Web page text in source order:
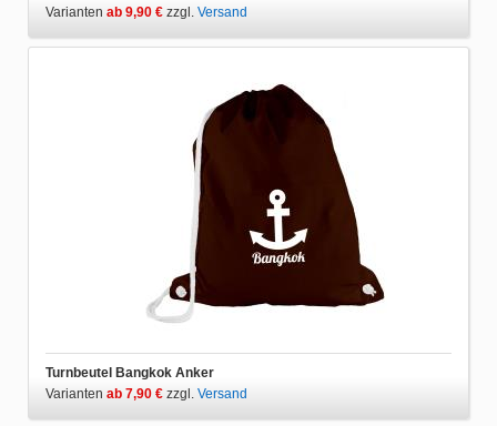
Varianten ab 9,90 € zzgl. Versand
Turnbeutel Bangkok Anker
Varianten ab 7,90 € zzgl. Versand